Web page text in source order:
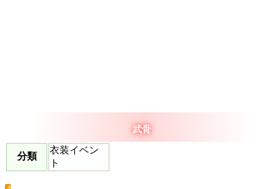
武骨
分類
衣装イベン
ト